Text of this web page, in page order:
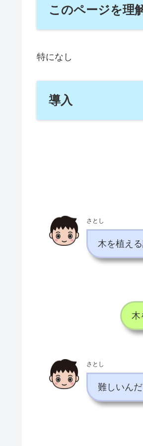
このページを理
特になし
導入
さとし
木を植え
木
さとし
難しいん